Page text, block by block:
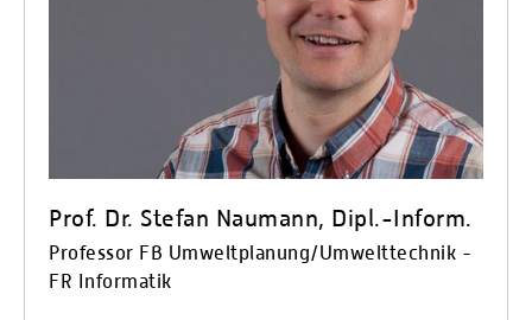
Prof. Dr. Stefan Naumann, Dipl.-Inform.
Professor FB Umweltplanung/Umwelttechnik -
FR Informatik